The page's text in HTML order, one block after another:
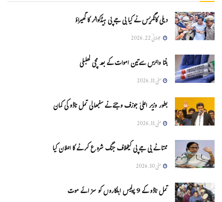
دہلی کانگریس نے کیا بی جے پی ہیڈکواٹر کا گھیراؤ
جولائی 22, 2026
ہنتا وائرس سےتین اموات کے بعد مچی کھلبلی
مئی 11, 2026
بطور وزیر اعلیٰ جوزف وجئے نے سنبھالی تمل ناڈو کی کمان
مئی 11, 2026
ممتا نے بی جے پی کیخلاف جنگ شروع کرنے کا اعلان کیا
مئی 10, 2026
تمل ناڈو کے 9 پولیس اہلکاروں کو سزائے موت